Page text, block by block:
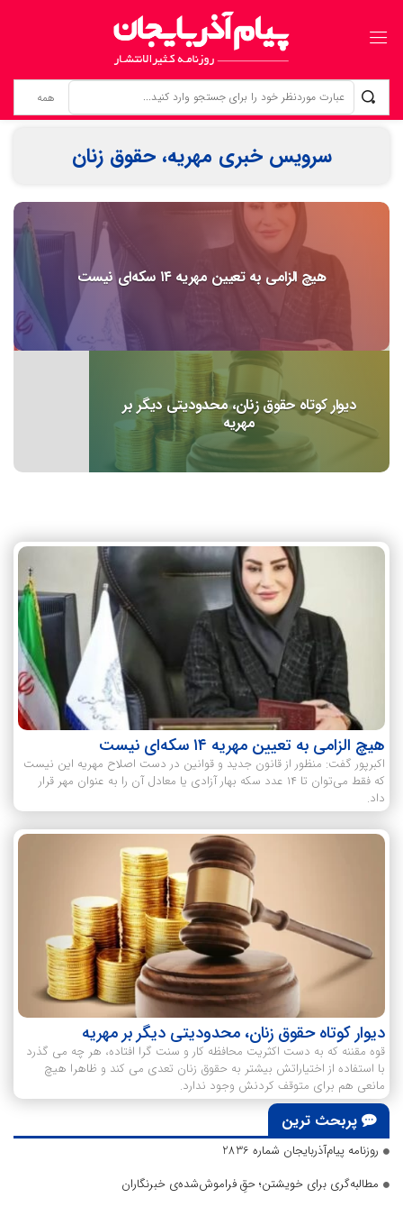
مطالبه‌گری برای خویشتن؛ حقِ فراموش‌شده‌ی خبرنگاران
سرویس خبری مهریه، حقوق زنان
هیچ الزامی به تعیین مهریه ۱۴ سکه‌ای نیست
دیوار کوتاه حقوق زنان، محدودیتی دیگر بر
مهریه
هیچ الزامی به تعیین مهریه ۱۴ سکه‌ای نیست
اکبرپور گفت: منظور از قانون جدید و قوانین در دست اصلاح مهریه این نیست
که فقط می‌توان تا ۱۴ عدد سکه بهار آزادی یا معادل آن را به عنوان مهر قرار
داد.
دیوار کوتاه حقوق زنان، محدودیتی دیگر بر مهریه
قوه مقننه که به دست اکثریت محافظه کار و سنت گرا افتاده، هر چه می گذرد
با استفاده از اختیاراتش بیشتر به حقوق زنان تعدی می کند و ظاهرا هیچ
مانعی هم برای متوقف کردنش وجود ندارد.
پربحث ترین
روزنامه پیام‌آذربایجان شماره 2836
مطالبه‌گری برای خویشتن؛ حقِ فراموش‌شده‌ی خبرنگاران